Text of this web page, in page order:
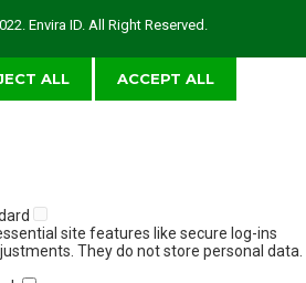
Envira ID. All Right Reserved.
ALL
ACCEPT ALL
site features like secure log-ins
They do not store personal data.